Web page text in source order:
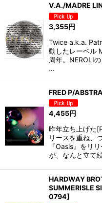
V.A./MADRE
3,355円
Twice a.k.a.
動したレーベル
周年。NEROLI
…
FRED P/
4,455円
昨年立ち上げた
リースを重ね、
『Oasis』をリ
が、なんと立て
HARDWAY
SUMMERISLE
0794]